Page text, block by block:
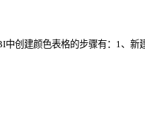
创建颜色表格的步骤有：1、